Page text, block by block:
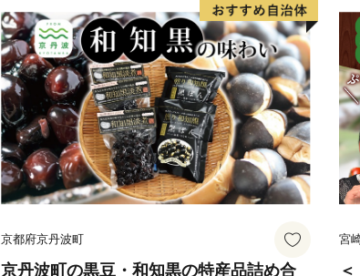
京都府京丹波町
京丹波町の黒豆・和知黒の特産品詰め合
宮